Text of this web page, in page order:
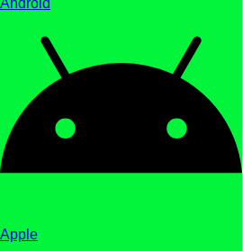
Android
Apple